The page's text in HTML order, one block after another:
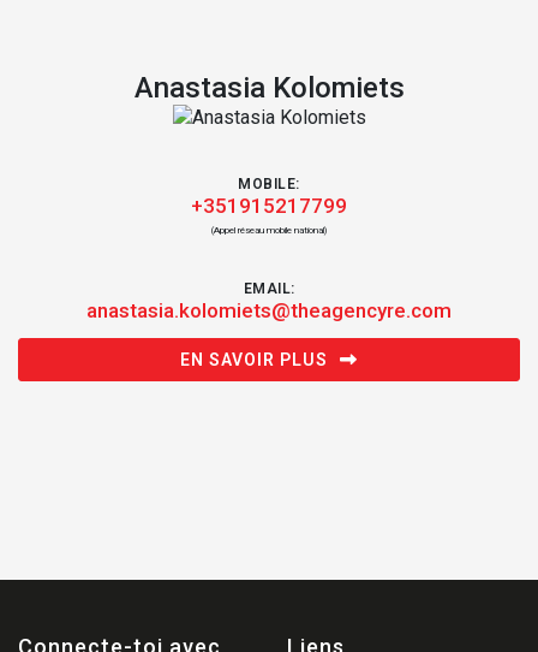
Anastasia Kolomiets
MOBILE:
+351915217799
(Appel réseau mobile national)
EMAIL:
anastasia.kolomiets@theagencyre.com
EN SAVOIR PLUS
Connecte-toi avec Liens